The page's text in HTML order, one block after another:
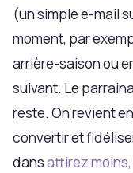
(un simple e-mail
moment, par
arrière-saison ou
suivant. Le
reste. On revient
convertir et
dansattirez